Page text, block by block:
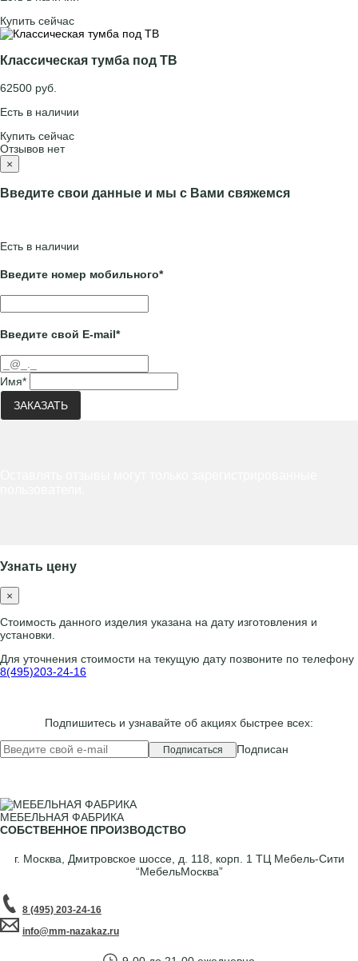
Купить сейчас
Классическая тумба под ТВ
62500 руб.
Есть в наличии
Купить сейчас
Отзывов нет
×
Введите свои данные и мы с Вами свяжемся
Есть в наличии
Введите номер мобильного*
Введите свой E-mail*
Имя*
ЗАКАЗАТЬ
Узнать цену
×
Стоимость данного изделия указана на дату изготовления и
установки.
Для уточнения стоимости на текущую дату позвоните по телефону
8(495)203-24-16
Подпишитесь и узнавайте об акциях быстрее всех:
Подписаться Подписан
МЕБЕЛЬНАЯ ФАБРИКА
СОБСТВЕННОЕ ПРОИЗВОДСТВО
г. Москва, Дмитровское шоссе, д. 118, корп. 1 ТЦ Мебель-Сити
“МебельМосква”
8 (495) 203-24-16
info@mm-nazakaz.ru